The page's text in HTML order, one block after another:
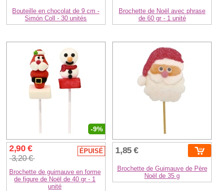
Bouteille en chocolat de 9 cm -
Simón Coll - 30 unités
Brochette de Noël avec phrase
de 60 gr - 1 unité
-9%
2,90 €
3,20 €
ÉPUISÉ
Brochette de guimauve en forme
de figure de Noël de 40 gr - 1
unité
1,85 €
Brochette de Guimauve de Père
Noël de 35 g